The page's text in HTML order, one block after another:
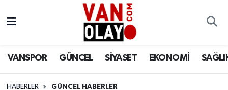
VANSPOR GÜNCEL SİYASET EKONOMİ
HABERLER GÜNCEL HABERLER
Van Nöbetçi Eczaneler